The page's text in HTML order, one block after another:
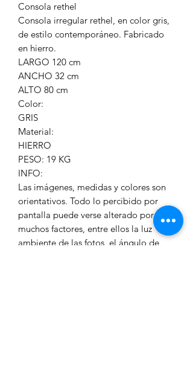
Consola rethel
Consola irregular rethel, en color gris,
de estilo contemporáneo. Fabricado
en hierro.
LARGO 120 cm
ANCHO 32 cm
ALTO 80 cm
Color:
GRIS
Material:
HIERRO
PESO: 19 KG
INFO:
Las imágenes, medidas y colores son
orientativos. Todo lo percibido por
pantalla puede verse alterado por
muchos factores, entre ellos la luz
ambiente de las fotos, el ángulo de